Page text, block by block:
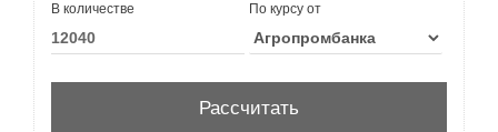
В количестве По курсу от